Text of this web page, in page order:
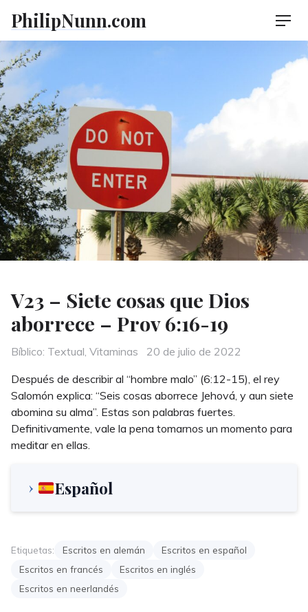
content
PhilipNunn.com
V23 – Siete cosas que Dios
aborrece – Prov 6:16-19
Categories
Bíblico: Textual, Vitaminas
Posted
20 de julio de 2022
Después de describir al “hombre malo” (6:12-15), el rey
Salomón explica: “Seis cosas aborrece Jehová, y aun siete
abomina su alma”. Estas son palabras fuertes.
Definitivamente, vale la pena tomarnos un momento para
meditar en ellas.
Español
Etiquetas: Escritos en alemán
Escritos en español
Escritos en francés
Escritos en inglés
Escritos en neerlandés